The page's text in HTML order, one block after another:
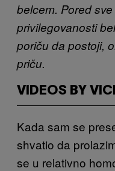
belcem. Pored
privilegovanosti
poriču da postoji,
priču.
VIDEOS BY
Kada sam se
shvatio da
se u relativno